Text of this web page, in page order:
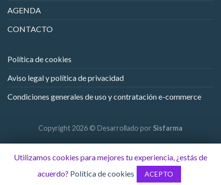
AGENDA
CONTACTO
Política de cookies
Aviso legal y política de privacidad
Condiciones generales de uso y contratación e-commerce
Copyright 2026 © Desarrollado por Sisfarma
Utilizamos cookies para mejores tu experiencia, ¿estás de
acuerdo? Política de cookies ACEPTO